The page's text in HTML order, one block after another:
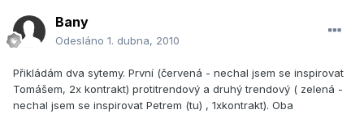
Bany
Odesláno 1. dubna, 2010
Přikládám dva sytemy. První (červená - nechal jsem se inspirovat
Tomášem, 2x kontrakt) protitrendový a druhý trendový ( zelená -
nechal jsem se inspirovat Petrem (tu) , 1xkontrakt). Oba